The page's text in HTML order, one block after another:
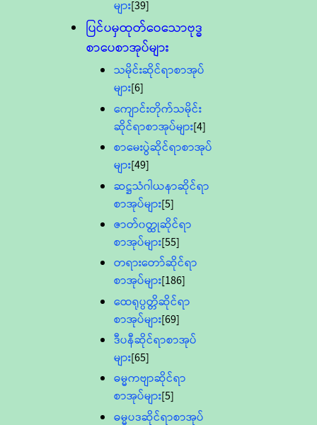
များ[39]
ပြင်ပမှထုတ်ဝေသောဗုဒ္ဓ
စာပေစာအုပ်များ
သမိုင်းဆိုင်ရာစာအုပ်
များ[6]
ကျောင်းတိုက်သမိုင်း
ဆိုင်ရာစာအုပ်များ[4]
စာမေးပွဲဆိုင်ရာစာအုပ်
များ[49]
ဆဋ္ဌသံဂါယနာဆိုင်ရာ
စာအုပ်များ[5]
ဇာတ်၀တ္ထုဆိုင်ရာ
စာအုပ်များ[55]
တရားတော်ဆိုင်ရာ
စာအုပ်များ[186]
ထေရုပ္ပတ္တိဆိုင်ရာ
စာအုပ်များ[69]
ဒီပနီဆိုင်ရာစာအုပ်
များ[65]
ဓမ္မကဗျာဆိုင်ရာ
စာအုပ်များ[5]
ဓမ္မပဒဆိုင်ရာစာအုပ်